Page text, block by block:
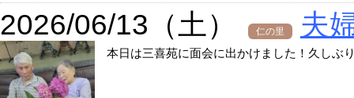
2026/06/13（土） 仁の里 夫
本日は三喜苑に面会に出かけました！久しぶ